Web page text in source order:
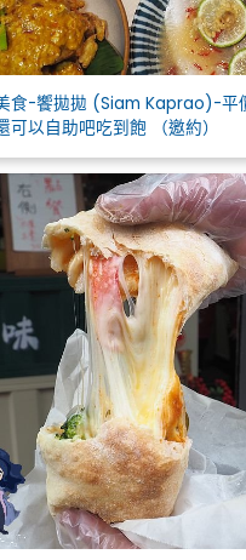
食-饗拋拋 (Siam Kaprao)-平
可以自助吧吃到飽 （邀約）